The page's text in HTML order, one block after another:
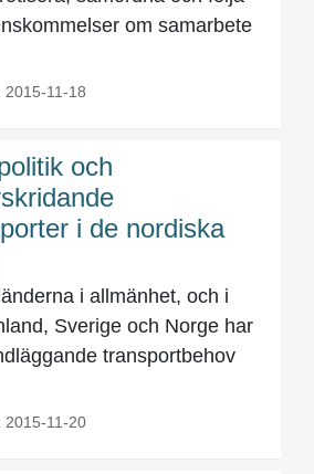
om samarbete
2015-11-18
och
i de nordiska
i allmänhet, och i
Sverige och Norge har
transportbehov
2015-11-20